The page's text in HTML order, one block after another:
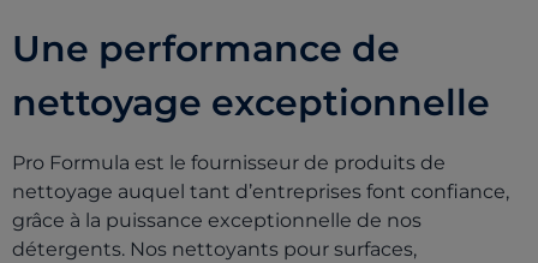
Une performance de
nettoyage exceptionnelle
Pro Formula est le fournisseur de produits de
nettoyage auquel tant d’entreprises font confiance,
grâce à la puissance exceptionnelle de nos
détergents. Nos nettoyants pour surfaces,